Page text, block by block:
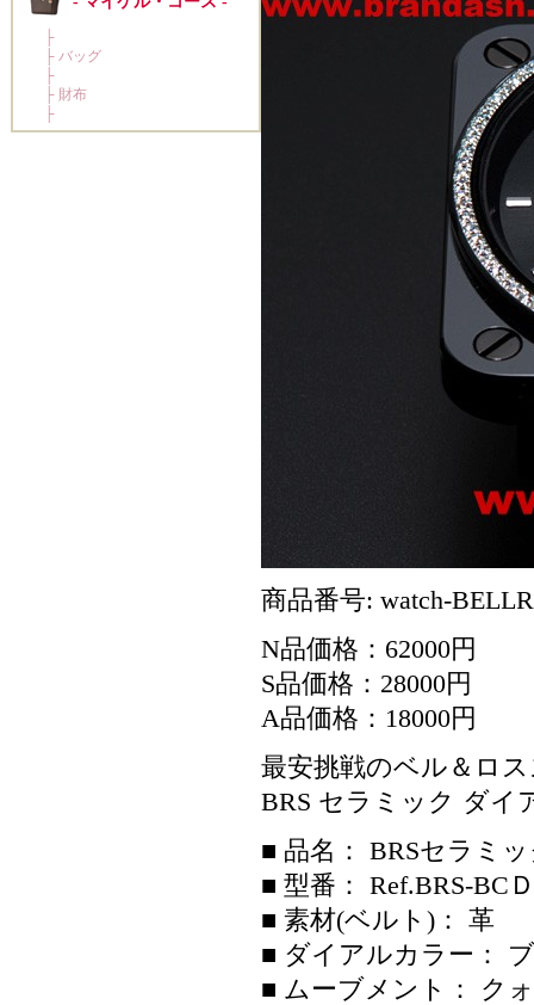
商品番号: watch-
N品価格：62000円
S品価格：28000円
A品価格：18000円
最安挑戦のベル＆ロ
BRS セラミック ダイ
■ 品名： BRSセラミ
■ 型番： Ref.BRS-BC
■ 素材(ベルト)： 革
■ ダイアルカラー：
■ ムーブメント： ク